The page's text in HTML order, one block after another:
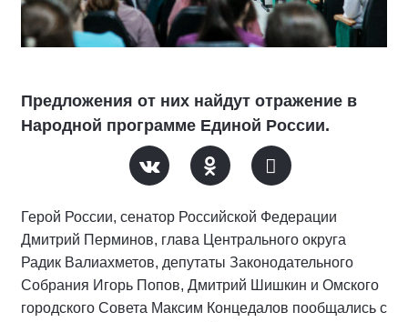
Предложения от них найдут отражение в
Народной программе Единой России.
Герой России, сенатор Российской Федерации
Дмитрий Перминов, глава Центрального округа
Радик Валиахметов, депутаты Законодательного
Собрания Игорь Попов, Дмитрий Шишкин и Омского
городского Совета Максим Концедалов пообщались с